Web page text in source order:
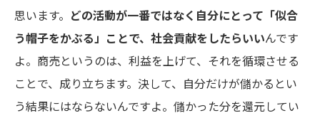
思います。 どの活動が一番ではなく自分にとって「似合
う帽子をかぶる」ことで、 社会貢献をしたらいいんです
よ。商売というのは、利益を上げて、それを循環させる
ことで、成り立ちます。決して、自分だけが儲かるとい
う結果にはならないんですよ。儲かった分を還元してい